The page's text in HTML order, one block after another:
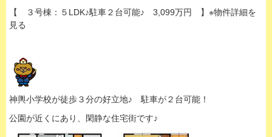
【 ３号棟：５LDK♪駐車２台可能♪ 3,099万円 】※物件詳細を
見る
神輿小学校が徒歩３分の好立地♪ 駐車が２台可能！
公園が近くにあり、閑静な住宅街です♪